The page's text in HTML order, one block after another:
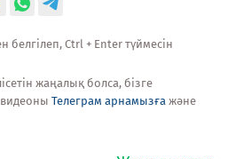
белгілеп, Ctrl + Enter түймесін
жаңалық болса, бізге
Телеграм арнамызға және